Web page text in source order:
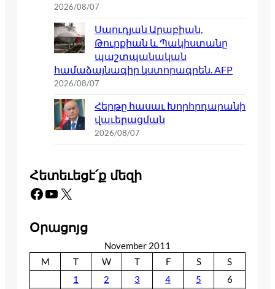
2026/08/07
Սաուդյան Արաբիան,
Թուրքիան և Պակիստանը
պաշտպանական
համաձայնագիր կստորագրեն. AFP
2026/08/07
Հերթը հասաւ Խորհրդարանի
վաւերացման
2026/08/07
Հետեւեցէ՛ք մեզի
Facebook YouTube X
Օրացոյց
November 2011
M
T W T F S
S
1
2 3 4 5
6